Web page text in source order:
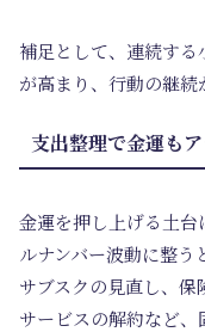
補足として、連続す
が高まり、行動の継続
支出整理で金運も
金運を押し上げる土
ルナンバー波動に整う
サブスクの見直し、
サービスの解約など